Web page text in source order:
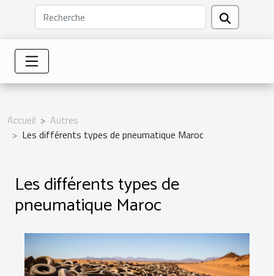
Accueil
Autres
Les différents types de pneumatique Maroc
Les différents types de
pneumatique Maroc